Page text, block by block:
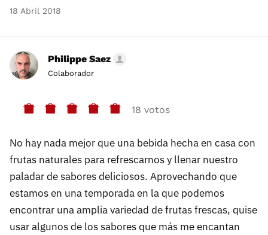
18 Abril 2018
Philippe Saez
Colaborador
18 votos
No hay nada mejor que una bebida hecha en casa con
frutas naturales para refrescarnos y llenar nuestro
paladar de sabores deliciosos. Aprovechando que
estamos en una temporada en la que podemos
encontrar una amplia variedad de frutas frescas, quise
usar algunos de los sabores que más me encantan